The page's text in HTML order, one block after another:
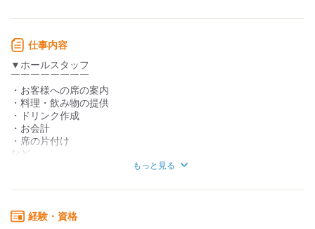
「上本町にもおみかんがあるんや」と言ってもらえるような、
■求める人材
私たちが大切にしているのは、
「お店はお客様のためにあり、スタッフとともに栄える」
という言葉
お客様に接するアルバイトスタッフが、
お店を運営するにあたって何よりも大切だと思っています
そのためにアルバイトスタッフが働きやすい環境作り、
経験不問の「人柄採用」を重視しております
仕事内容
▼ホールスタッフ
￣￣￣￣￣￣￣￣
・お客様への席の案内
・料理・飲み物の提供
・ドリンク作成
・お会計
・席の片付け
など
接客がしやすい環境だと思います！
▼キッチン
もっと見る
経験・資格